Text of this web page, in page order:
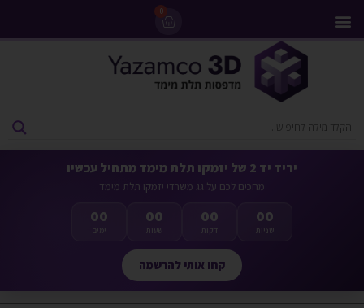
0
יריד יד 2 של יזמקו תלת מימד מתחיל עכשיו
מחכים לכם על גג משרדי יזמקו תלת מימד
00
ימים
00
שעות
00
דקות
00
שניות
קחו אותי להרשמה